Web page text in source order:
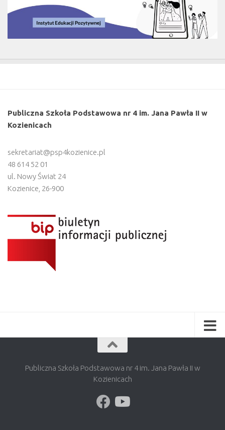
Publiczna Szkoła Podstawowa nr 4 im. Jana Pawła II w
Kozienicach
sekretariat@psp4kozienice.pl
48 614 52 01
ul. Nowy Świat 24
Kozienice 26-900
Publiczna Szkoła Podstawowa nr 4 im. Jana Pawła II w
Kozienicach